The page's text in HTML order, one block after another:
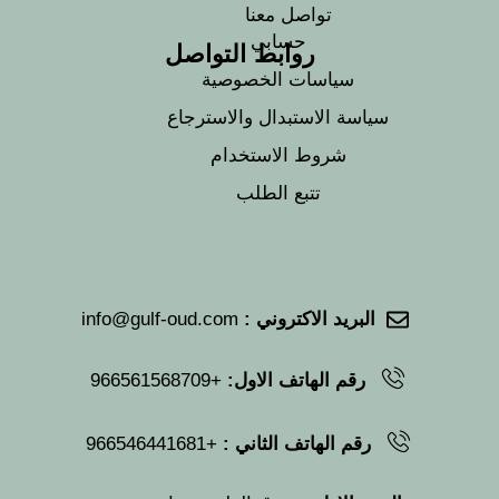
تواصل معنا
روابط التواصل
حسابي
سياسات الخصوصية
سياسة الاستبدال والاسترجاع
شروط الاستخدام
تتبع الطلب
البريد الاكتروني :
رقم الهاتف الاول: +966561568709
رقم الهاتف الثاني : +966546441681